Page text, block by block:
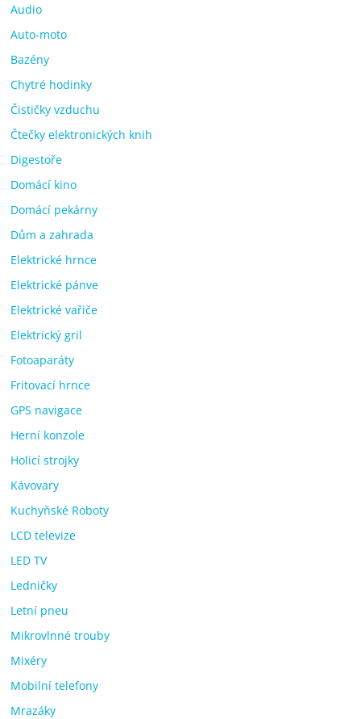
Audio
Auto-moto
Bazény
Chytré hodinky
Čističky vzduchu
Čtečky elektronických knih
Digestoře
Domácí kino
Domácí pekárny
Dům a zahrada
Elektrické hrnce
Elektrické pánve
Elektrické vařiče
Elektrický gril
Fotoaparáty
Fritovací hrnce
GPS navigace
Herní konzole
Holicí strojky
Kávovary
Kuchyňské Roboty
LCD televize
LED TV
Ledničky
Letní pneu
Mikrovlnné trouby
Mixéry
Mobilní telefony
Mrazáky